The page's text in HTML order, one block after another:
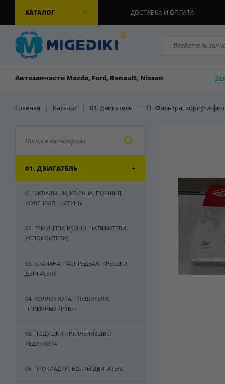
КАТАЛОГ ДОСТАВКА И ОПЛАТА
Автозапчасти Mazda, Ford, Renault, Nissan
Главная | Каталог | 01. Двигатель | 11. Фильтра, корпуса
01. ДВИГАТЕЛЬ
01. ВКЛАДЫШИ, КОЛЬЦА, ПОРШНЯ,
КОЛЕНВАЛ, ШАТУНЫ
02. ГРМ (ЦЕПИ, РЕМНИ, НАТЯЖИТЕЛИ,
УСПОКОИТЕЛИ)
03. КЛАПАНА, РАСПРЕДВАЛ, КРЫШКИ
ДВИГАТЕЛЯ
04. КОЛЛЕКТОРА, ГЛУШИТЕЛИ,
ПРИЕМНЫЕ ТРУБЫ
05. ПОДУШКИ-КРЕПЛЕНИЕ ДВС/
РЕДУКТОРА
06. ПРОКЛАДКИ, БОЛТЫ ДВИГАТЕЛЯ